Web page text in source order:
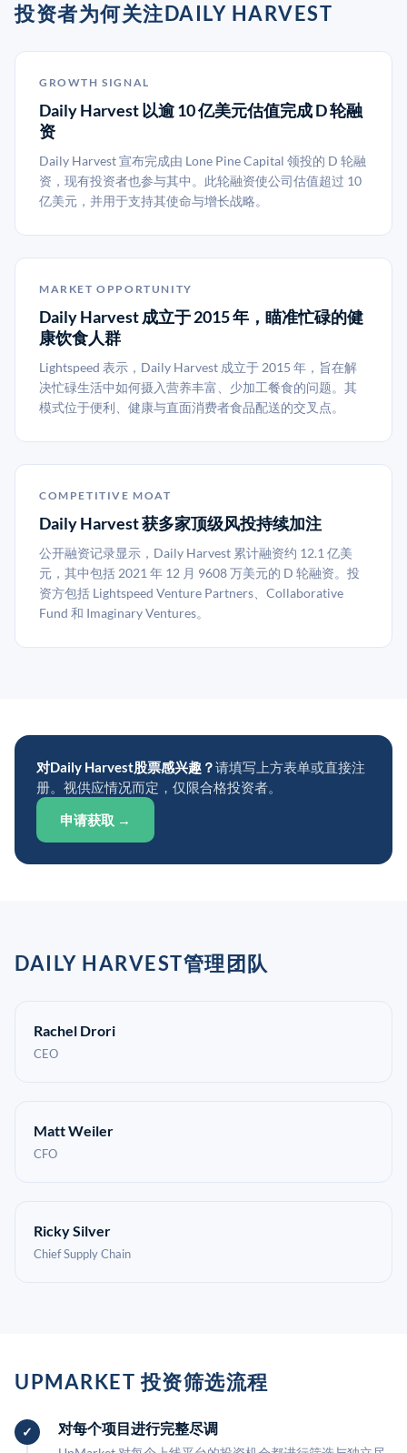
投资者为何关注DAILY HARVEST
GROWTH SIGNAL
Daily Harvest 以逾 10 亿美元估值完成 D 轮融
资
Daily Harvest 宣布完成由 Lone Pine Capital 领投的 D 轮融
资，现有投资者也参与其中。此轮融资使公司估值超过 10
亿美元，并用于支持其使命与增长战略。
MARKET OPPORTUNITY
Daily Harvest 成立于 2015 年，瞄准忙碌的健
康饮食人群
Lightspeed 表示，Daily Harvest 成立于 2015 年，旨在解
决忙碌生活中如何摄入营养丰富、少加工餐食的问题。其
模式位于便利、健康与直面消费者食品配送的交叉点。
COMPETITIVE MOAT
Daily Harvest 获多家顶级风投持续加注
公开融资记录显示，Daily Harvest 累计融资约 12.1 亿美
元，其中包括 2021 年 12 月 9608 万美元的 D 轮融资。投
资方包括 Lightspeed Venture Partners、Collaborative
Fund 和 Imaginary Ventures。
对Daily Harvest股票感兴趣？请填写上方表单或直接注
册。视供应情况而定，仅限合格投资者。
申请获取 →
DAILY HARVEST管理团队
Rachel Drori
CEO
Matt Weiler
CFO
Ricky Silver
Chief Supply Chain
UPMARKET 投资筛选流程
对每个项目进行完整尽调